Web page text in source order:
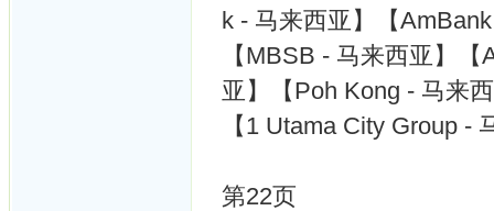
k - 马来西亚】【
【MBSB - 马来西亚】
亚】【Poh Kong - 马来
【1 Utama City Group -
第22页